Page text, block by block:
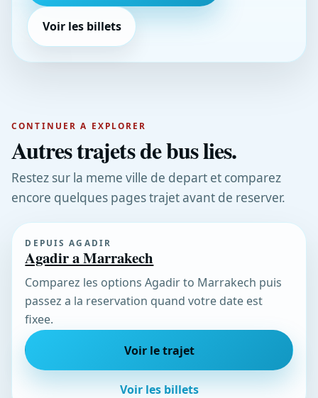
Voir les billets
CONTINUER A EXPLORER
Autres trajets de bus lies.
Restez sur la meme ville de depart et comparez
encore quelques pages trajet avant de reserver.
DEPUIS AGADIR
Agadir a Marrakech
Comparez les options Agadir to Marrakech puis
passez a la reservation quand votre date est
fixee.
Voir le trajet
Voir les billets